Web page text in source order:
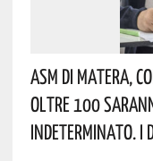
Asm Di Matera,
Oltre 100
Indeterminato. I